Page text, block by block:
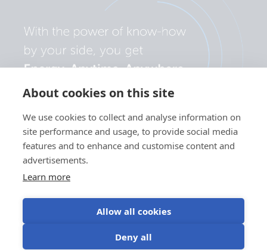
About cookies on this site
We use cookies to collect and analyse information on
site performance and usage, to provide social media
features and to enhance and customise content and
advertisements.
Learn more
Allow all cookies
Deny all
Privatlivspolitik